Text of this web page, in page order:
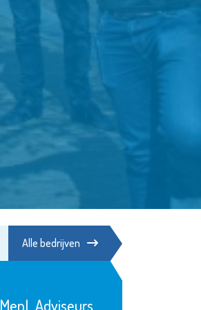
Alle bedrijven
Fonds Schiedam